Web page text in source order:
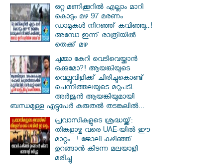
ഒറ്റ മണിക്കൂറിൽ എല്ലാം മാറി
കൊടും മഴ 97 മരണം
ഡാമുകൾ നിറഞ്ഞ് കവിഞ്ഞു..!
അമ്പോ ഇന്ന് രാത്രിയിൽ
തെക്ക് മഴ
ചുമ്മാ കേറി വെടിവെയ്ക്കാൻ
ഒക്കുമോ?! ആയങ്കിയുടെ
വെല്ലുവിളിക്ക് ചിരിച്ചുകൊണ്ട്
ചെന്നിത്തലയുടെ മറുപടി:
അർജുൻ ആയങ്കിയുമായി
ബന്ധമുള്ള എട്ടുപേർ കരുതൽ തടങ്കലിൽ...
പ്രവാസികളുടെ ശ്രദ്ധയ്ക്ക്:
തിങ്കളാഴ്ച വരെ UAE-യിൽ ഈ
മാറ്റം...! ജോലി കഴിഞ്ഞ്
ഉറങ്ങാൻ കിടന്ന മലയാളി
മരിച്ചു